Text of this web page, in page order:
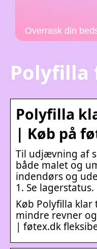
Overrask din
Polyfilla
Polyfilla
| Køb på
Til udjævning af
både malet og
indendørs og
1. Se lagerstatus.
Køb Polyfilla
mindre revner
| føtex.dk